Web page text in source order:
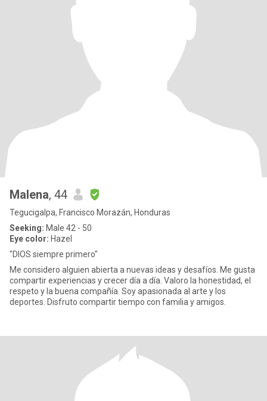
Malena, 44
Tegucigalpa, Francisco Morazán, Honduras
Seeking: Male 42 - 50
Eye color: Hazel
"DIOS siempre primero"
Me considero alguien abierta a nuevas ideas y desafíos. Me gusta
compartir experiencias y crecer día a día. Valoro la honestidad, el
respeto y la buena compañía. Soy apasionada al arte y los
deportes. Disfruto compartir tiempo con familia y amigos.